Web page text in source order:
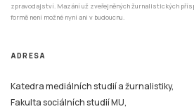
zpravodajství. Mazání už zveřejněných žurnalistických
formě není možné nyní ani v budoucnu.
ADRESA
Katedra mediálních studií a žurnalistiky,
Fakulta sociálních studií MU,